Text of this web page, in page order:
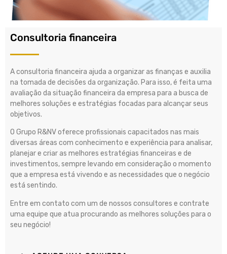
Consultoria financeira
A consultoria financeira ajuda a organizar as finanças e auxilia
na tomada de decisões da organização. Para isso, é feita uma
avaliação da situação financeira da empresa para a busca de
melhores soluções e estratégias focadas para alcançar seus
objetivos.
O Grupo R&NV oferece profissionais capacitados nas mais
diversas áreas com conhecimento e experiência para analisar,
planejar e criar as melhores estratégias financeiras e de
investimentos, sempre levando em consideração o momento
que a empresa está vivendo e as necessidades que o negócio
está sentindo.
Entre em contato com um de nossos consultores e contrate
uma equipe que atua procurando as melhores soluções para o
seu negócio!